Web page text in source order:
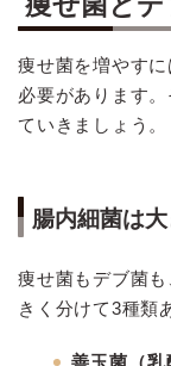
痩せ菌を増やす
必要があります
ていきましょう。
腸内細菌は
痩せ菌もデブ菌
きく分けて3種類
善玉菌（乳